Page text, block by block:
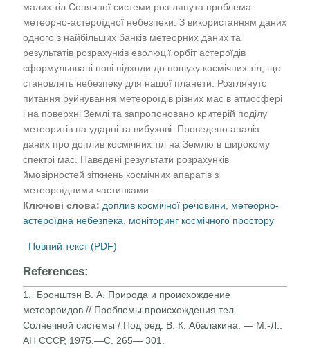
малих тіл Сонячної системи розглянута проблема
метеорно-астероїдної небезпеки. З використанням даних
одного з найбільших банків метеорних даних та
результатів розрахунків еволюції орбіт астероїдів
сформульовані нові підходи до пошуку космічних тіл, що
становлять небезпеку для нашої планети. Розглянуто
питання руйнування метеороїдів різних мас в атмосфері
і на поверхні Землі та запропоновано критерій поділу
метеоритів на ударні та вибухові. Проведено аналіз
даних про доплив космічних тіл на Землю в широкому
спектрі мас. Наведені результати розрахунків
ймовірностей зіткнень космічних апаратів з
метеороїдними частинками.
Ключові слова: доплив космічної речовини
метеорно-
астероїдна небезпека
моніторинг космічного простору
Повний текст (PDF)
References:
1. Бронштэн В. А. Природа и происхождение
метеороидов // Проблемы происхождения тел
Солнечной системы / Под ред. В. К. Абалакина. — М.-Л.:
АН СССР, 1975.—С. 265— 301.